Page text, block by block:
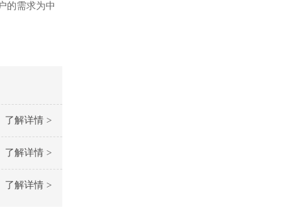
的需求为中
了解详情 >
了解详情 >
了解详情 >